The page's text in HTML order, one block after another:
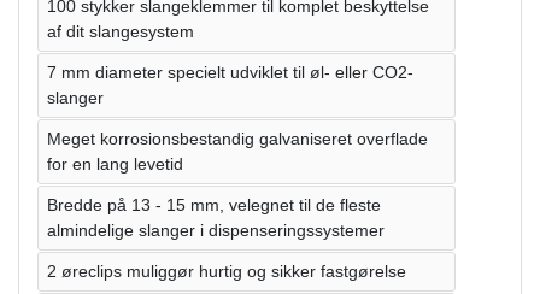
100 stykker slangeklemmer til komplet beskyttelse
af dit slangesystem
7 mm diameter specielt udviklet til øl- eller CO2-
slanger
Meget korrosionsbestandig galvaniseret overflade
for en lang levetid
Bredde på 13 - 15 mm, velegnet til de fleste
almindelige slanger i dispenseringssystemer
2 øreclips muliggør hurtig og sikker fastgørelse